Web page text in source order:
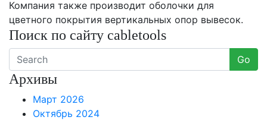
Компания также производит оболочки для
цветного покрытия вертикальных опор вывесок.
Поиск по сайту cabletools
Go
Архивы
Март 2026
Октябрь 2024